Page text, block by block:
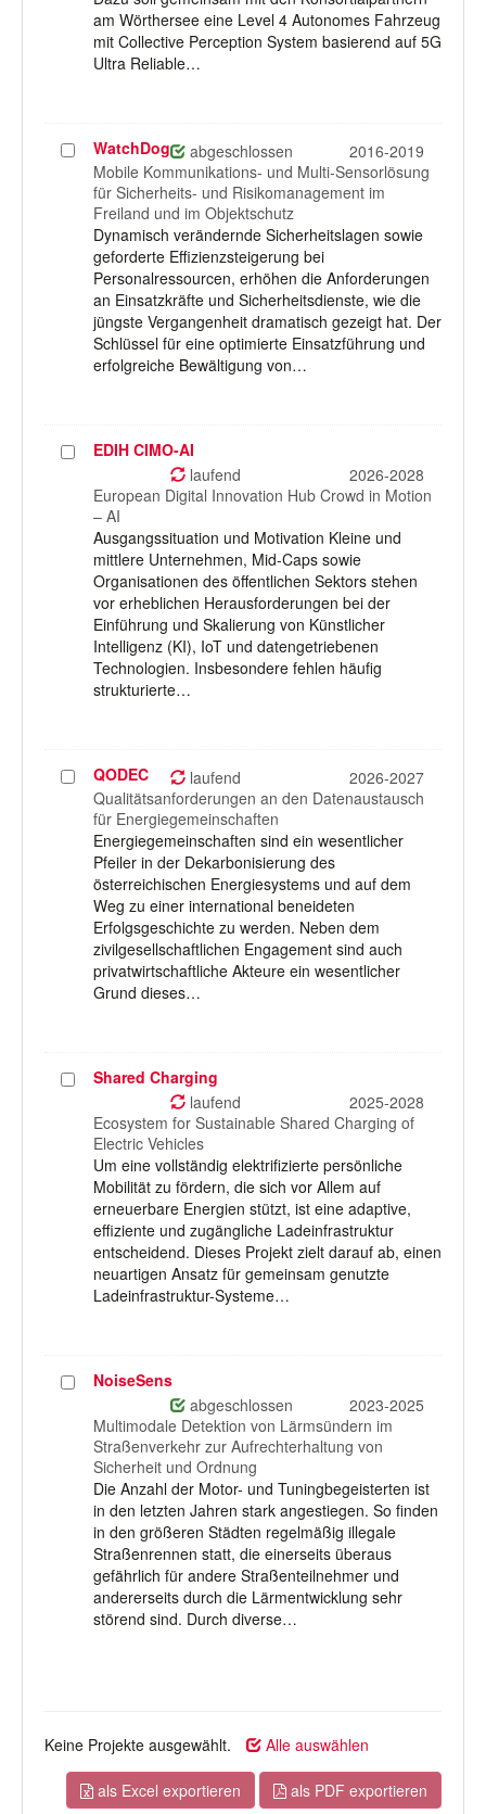
am Wörthersee eine Level 4 Autonomes Fahrzeug
mit Collective Perception System basierend auf 5G
Ultra Reliable…
Projekt
auswählen
WatchDog abgeschlossen
2016-2019
Mobile Kommunikations- und Multi-Sensorlösung
für Sicherheits- und Risikomanagement im
Freiland und im Objektschutz
Dynamisch verändernde Sicherheitslagen sowie
geforderte Effizienzsteigerung bei
Personalressourcen, erhöhen die Anforderungen
an Einsatzkräfte und Sicherheitsdienste, wie die
jüngste Vergangenheit dramatisch gezeigt hat. Der
Schlüssel für eine optimierte Einsatzführung und
erfolgreiche Bewältigung von…
ProjektEDIH CIMO-AI
laufend
2026-2028
European Digital Innovation Hub Crowd in Motion
– AI
Ausgangssituation und Motivation Kleine und
mittlere Unternehmen, Mid-Caps sowie
Organisationen des öffentlichen Sektors stehen
vor erheblichen Herausforderungen bei der
Einführung und Skalierung von Künstlicher
Intelligenz (KI), IoT und datengetriebenen
Technologien. Insbesondere fehlen häufig
strukturierte…
Projekt
auswählen
QODEC laufend
2026-2027
Qualitätsanforderungen an den Datenaustausch
für Energiegemeinschaften
Energiegemeinschaften sind ein wesentlicher
Pfeiler in der Dekarbonisierung des
österreichischen Energiesystems und auf dem
Weg zu einer international beneideten
Erfolgsgeschichte zu werden. Neben dem
zivilgesellschaftlichen Engagement sind auch
privatwirtschaftliche Akteure ein wesentlicher
Grund dieses…
ProjektShared Charging
laufend
2025-2028
Ecosystem for Sustainable Shared Charging of
Electric Vehicles
Um eine vollständig elektrifizierte persönliche
Mobilität zu fördern, die sich vor Allem auf
erneuerbare Energien stützt, ist eine adaptive,
effiziente und zugängliche Ladeinfrastruktur
entscheidend. Dieses Projekt zielt darauf ab, einen
neuartigen Ansatz für gemeinsam genutzte
Ladeinfrastruktur-Systeme…
ProjektNoiseSens
abgeschlossen
2023-2025
Multimodale Detektion von Lärmsündern im
Straßenverkehr zur Aufrechterhaltung von
Sicherheit und Ordnung
Die Anzahl der Motor- und Tuningbegeisterten ist
in den letzten Jahren stark angestiegen. So finden
in den größeren Städten regelmäßig illegale
Straßenrennen statt, die einerseits überaus
gefährlich für andere Straßenteilnehmer und
andererseits durch die Lärmentwicklung sehr
störend sind. Durch diverse…
Keine Projekte ausgewählt. Alle auswählen
als Excel exportieren als PDF exportieren